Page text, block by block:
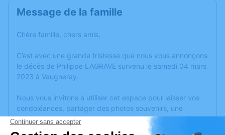
Message de la famille
Chère famille, chers amis,
C’est avec une grande tristesse que nous vous annonçons
le décès de Philippe LAGRAVE survenu le samedi 04 mars
2023 à Vaugneray.
Nous vous invitons à utiliser cet espace pour laisser vos
condoléances, partager des photos souvenirs, une
anecdote ou exprimer vos pensées à travers des poèmes
ou des textes. Cet endroit est un lieu d'expression dédié à